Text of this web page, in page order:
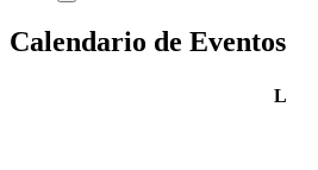
Calendario de Eventos
Llunes